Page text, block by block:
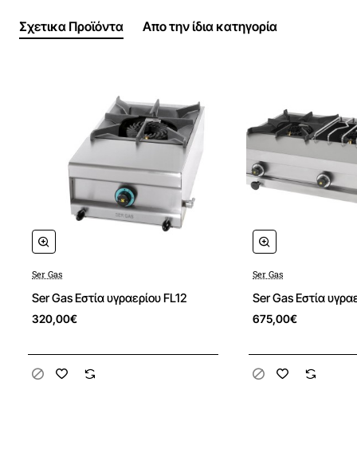
Ύψος (mm)
250
Βάρος (kg)
Κατανάλωση υγραερίου (kg/h)
Κατανάλωση φυσικού αερίου (m3/h)
1,58
Σχετικα Προϊόντα Απο την ίδια κατηγορία
Ser Gas
Ser Gas Εστία υγραερίου FL12
320,00€
Ser Gas
Ser Gas Εστία
675,00€